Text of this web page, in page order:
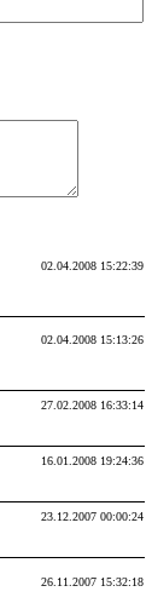
02.04.2008 15:22:39
02.04.2008 15:13:26
27.02.2008 16:33:14
16.01.2008 19:24:36
23.12.2007 00:00:24
26.11.2007 15:32:18